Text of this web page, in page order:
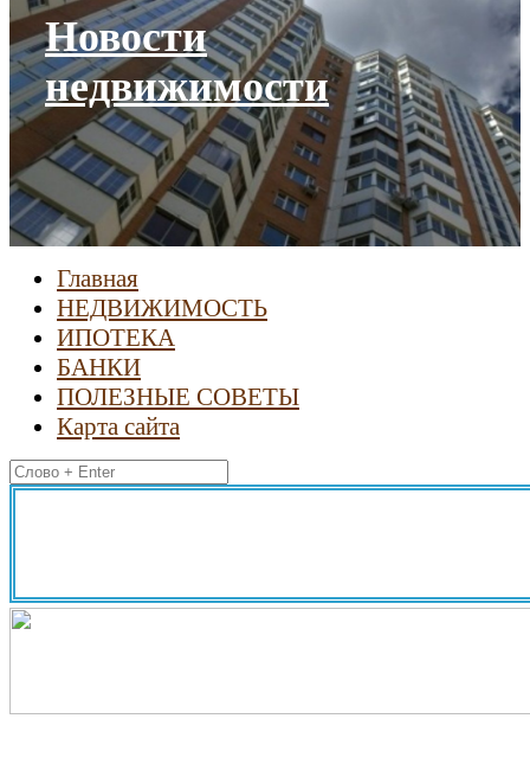
Новости
недвижимости
Главная
НЕДВИЖИМОСТЬ
ИПОТЕКА
БАНКИ
ПОЛЕЗНЫЕ СОВЕТЫ
Карта сайта
Найти: